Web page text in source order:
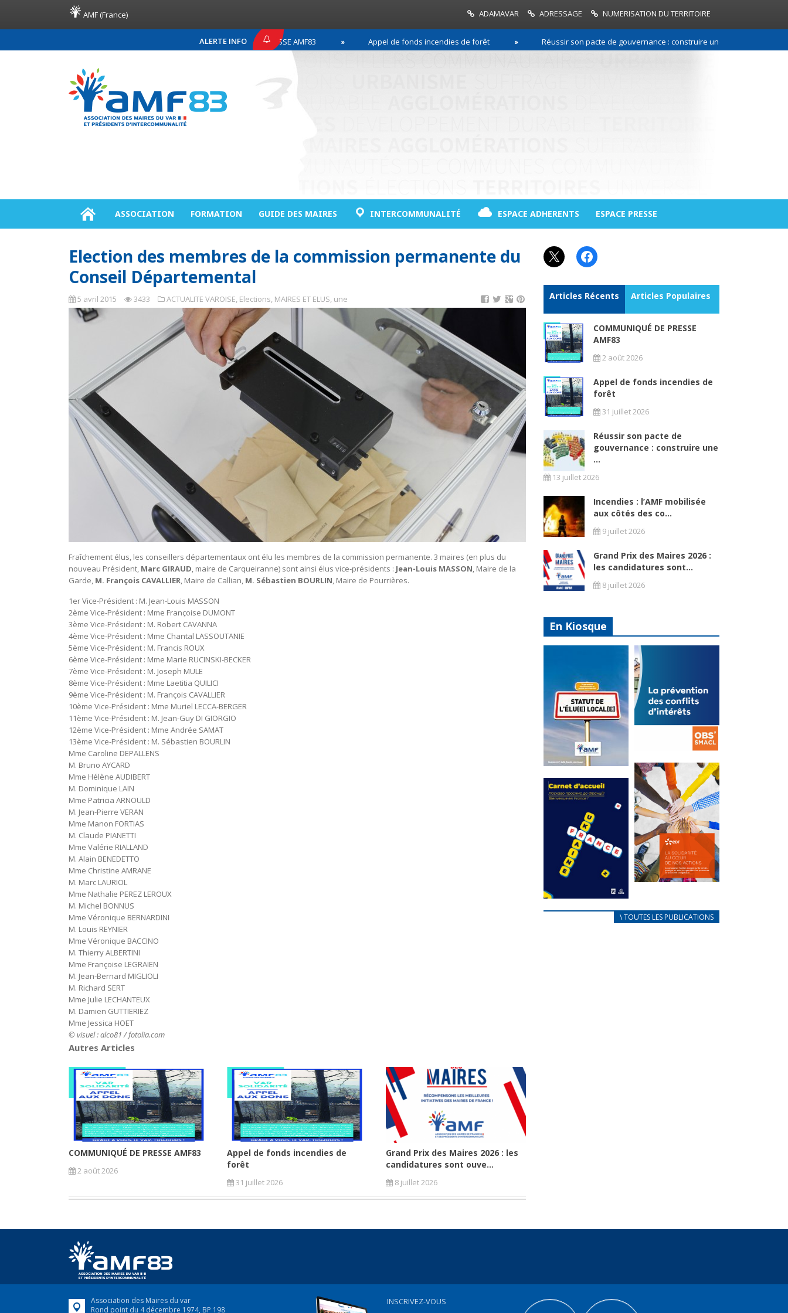
AMF (France) ADAMAVAR ADRESSAGE NUMERISATION DU TERRITOIRE
ALERTE INFO
COMMUNIQUÉ DE PRESSE AMF83 Appel de fonds incendies de forêt Réussir son pacte de gouvernance : construire une relation de
ASSOCIATION FORMATION GUIDE DES MAIRES INTERCOMMUNALITÉ ESPACE ADHERENTS ESPACE PRESSE
Election des membres de la commission permanente du
Conseil Départemental
5 avril 2015 3433 ACTUALITE VAROISE, Elections, MAIRES ET ELUS, une
Fraîchement élus, les conseillers départementaux ont élu les membres de la commission permanente. 3 maires (en plus du
nouveau Président, Marc GIRAUD, maire de Carqueiranne) sont ainsi élus vice-présidents : Jean-Louis MASSON, Maire de la
Garde, M. François CAVALLIER, Maire de Callian, M. Sébastien BOURLIN, Maire de Pourrières.
1er Vice-Président : M. Jean-Louis MASSON
2ème Vice-Président : Mme Françoise DUMONT
3ème Vice-Président : M. Robert CAVANNA
4ème Vice-Président : Mme Chantal LASSOUTANIE
5ème Vice-Président : M. Francis ROUX
6ème Vice-Président : Mme Marie RUCINSKI-BECKER
7ème Vice-Président : M. Joseph MULE
8ème Vice-Président : Mme Laetitia QUILICI
9ème Vice-Président : M. François CAVALLIER
10ème Vice-Président : Mme Muriel LECCA-BERGER
11ème Vice-Président : M. Jean-Guy DI GIORGIO
12ème Vice-Président : Mme Andrée SAMAT
13ème Vice-Président : M. Sébastien BOURLIN
Mme Caroline DEPALLENS
M. Bruno AYCARD
Mme Hélène AUDIBERT
M. Dominique LAIN
Mme Patricia ARNOULD
M. Jean-Pierre VERAN
Mme Manon FORTIAS
M. Claude PIANETTI
Mme Valérie RIALLAND
M. Alain BENEDETTO
Mme Christine AMRANE
M. Marc LAURIOL
Mme Nathalie PEREZ LEROUX
M. Michel BONNUS
Mme Véronique BERNARDINI
M. Louis REYNIER
Mme Véronique BACCINO
M. Thierry ALBERTINI
Mme Françoise LEGRAIEN
M. Jean-Bernard MIGLIOLI
M. Richard SERT
Mme Julie LECHANTEUX
M. Damien GUTTIERIEZ
Mme Jessica HOET
© visuel :alco81 / fotolia.com
Autres Articles
COMMUNIQUÉ DE PRESSE AMF83
2 août 2026
Appel de fonds incendies de
forêt
31 juillet 2026
Grand Prix des Maires 2026 : les
candidatures sont ouve...
8 juillet 2026
X Facebook
Articles Récents Articles Populaires
COMMUNIQUÉ DE PRESSE
AMF83
2 août 2026
Appel de fonds incendies de
forêt
31 juillet 2026
Réussir son pacte de
gouvernance : construire une
...
13 juillet 2026
Incendies : l’AMF mobilisée
aux côtés des co...
9 juillet 2026
Grand Prix des Maires 2026 :
les candidatures sont...
8 juillet 2026
En Kiosque
Statut de
l’élu local
Mise à jour avril
2024
FEUILLETER
La
prévention
des conflits
d’intérêts
18 septembre 2023
FEUILLETER
au coeur de
nos actions
\ TOUTES LES PUBLICATIONS
Association des Maires du var
Rond point du 4 décembre 1974, BP 198
INSCRIVEZ-VOUS